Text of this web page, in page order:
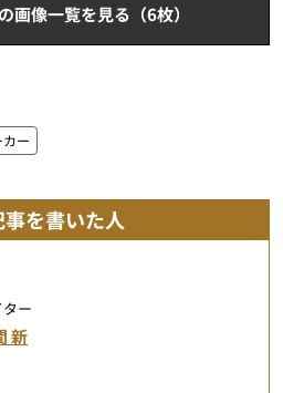
画像一覧を見る（6枚）
カー
事を書いた人
ー
新